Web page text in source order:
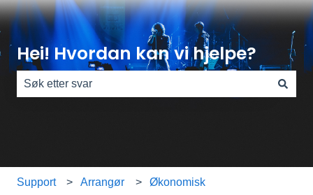
Hei! Hvordan kan vi hjelpe?
Support Arrangør Økonomisk